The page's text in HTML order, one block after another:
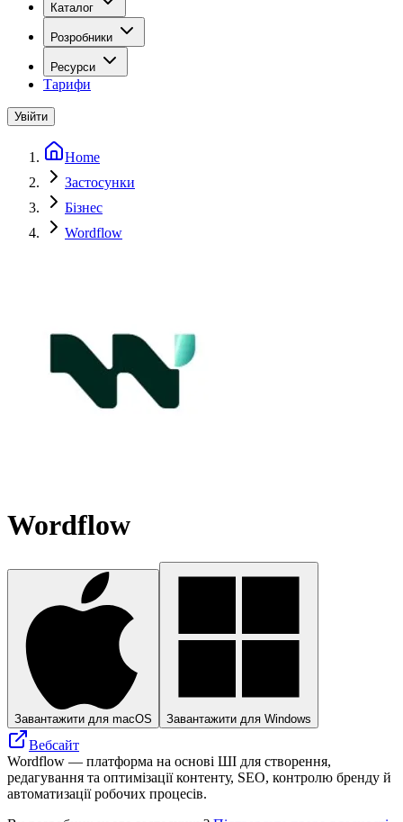
Каталог
Розробники
Ресурси
Тарифи
Увійти
Home
Застосунки
Бізнес
Wordflow
Wordflow
Завантажити для macOS Завантажити для Windows
Вебсайт
Wordflow — платформа на основі ШІ для створення,
редагування та оптимізації контенту, SEO, контролю бренду й
автоматизації робочих процесів.